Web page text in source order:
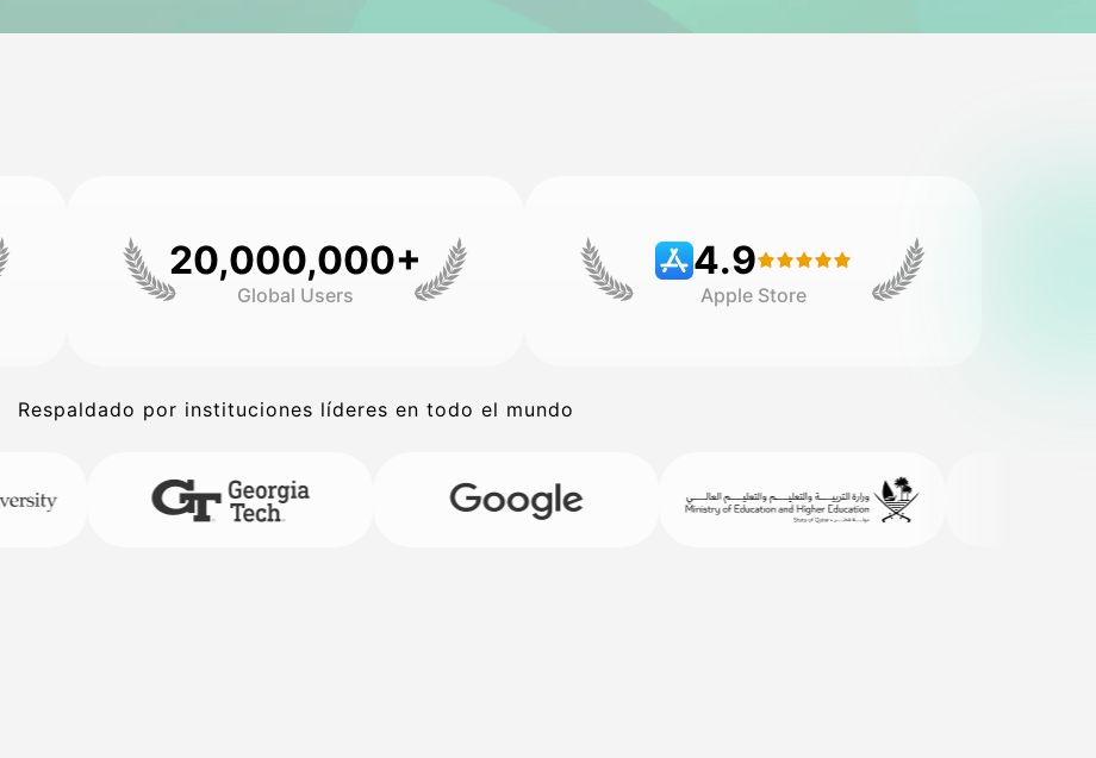
20,000,000+
Global Users
4.9
Apple Store
Respaldado por instituciones líderes en todo el mundo